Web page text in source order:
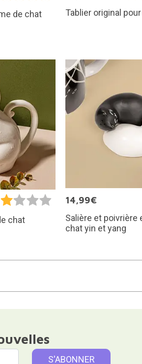
de chat
Tablier original
chat
14,99€
Salière et poivrière
chat yin et yang